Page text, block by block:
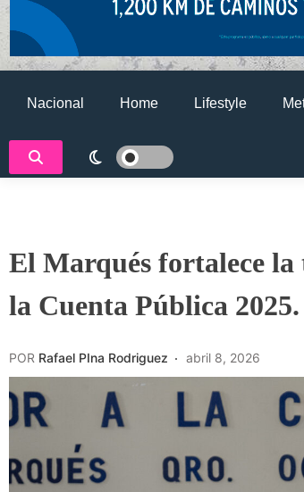
Nacional Home Lifestyle
El Marqués fortalece
la Cuenta Pública 2025.
POR Rafael PIna Rodriguez abril 8, 2026